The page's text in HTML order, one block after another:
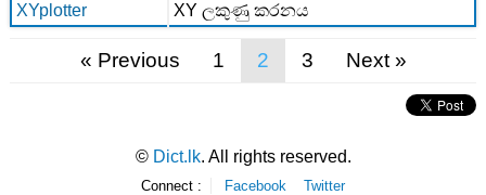
XYplotter
XY ලකුණු කරනය
« Previous 1 2 3 Next »
© Dict.lk. All rights reserved.
Connect : Facebook Twitter